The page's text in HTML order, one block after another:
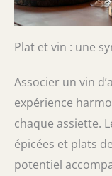
Plat et vin : une
Associer un vin
expérience
chaque assiette.
épicées et plats
potentiel